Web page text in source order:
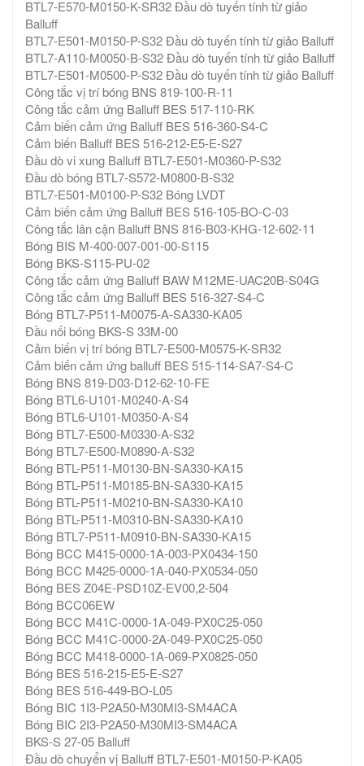
BTL7-E570-M0150-K-SR32 Đầu dò tuyến tính từ giảo
Balluff
BTL7-E501-M0150-P-S32 Đầu dò tuyến tính từ giảo Balluff
BTL7-A110-M0050-B-S32 Đầu dò tuyến tính từ giảo Balluff
BTL7-E501-M0500-P-S32 Đầu dò tuyến tính từ giảo Balluff
Công tắc vị trí bóng BNS 819-100-R-11
Công tắc cảm ứng Balluff BES 517-110-RK
Cảm biến cảm ứng Balluff BES 516-360-S4-C
Cảm biến Balluff BES 516-212-E5-E-S27
Đầu dò vi xung Balluff BTL7-E501-M0360-P-S32
Đầu dò bóng BTL7-S572-M0800-B-S32
BTL7-E501-M0100-P-S32 Bóng LVDT
Cảm biến cảm ứng Balluff BES 516-105-BO-C-03
Công tắc lân cận Balluff BNS 816-B03-KHG-12-602-11
Bóng BIS M-400-007-001-00-S115
Bóng BKS-S115-PU-02
Công tắc cảm ứng Balluff BAW M12ME-UAC20B-S04G
Công tắc cảm ứng Balluff BES 516-327-S4-C
Bóng BTL7-P511-M0075-A-SA330-KA05
Đầu nối bóng BKS-S 33M-00
Cảm biến vị trí bóng BTL7-E500-M0575-K-SR32
Cảm biến cảm ứng balluff BES 515-114-SA7-S4-C
Bóng BNS 819-D03-D12-62-10-FE
Bóng BTL6-U101-M0240-A-S4
Bóng BTL6-U101-M0350-A-S4
Bóng BTL7-E500-M0330-A-S32
Bóng BTL7-E500-M0890-A-S32
Bóng BTL-P511-M0130-BN-SA330-KA15
Bóng BTL-P511-M0185-BN-SA330-KA15
Bóng BTL-P511-M0210-BN-SA330-KA10
Bóng BTL-P511-M0310-BN-SA330-KA10
Bóng BTL7-P511-M0910-BN-SA330-KA15
Bóng BCC M415-0000-1A-003-PX0434-150
Bóng BCC M425-0000-1A-040-PX0534-050
Bóng BES Z04E-PSD10Z-EV00,2-504
Bóng BCC06EW
Bóng BCC M41C-0000-1A-049-PX0C25-050
Bóng BCC M41C-0000-2A-049-PX0C25-050
Bóng BCC M418-0000-1A-069-PX0825-050
Bóng BES 516-215-E5-E-S27
Bóng BES 516-449-BO-L05
Bóng BIC 1I3-P2A50-M30MI3-SM4ACA
Bóng BIC 2I3-P2A50-M30MI3-SM4ACA
BKS-S 27-05 Balluff
Đầu dò chuyển vị Balluff BTL7-E501-M0150-P-KA05